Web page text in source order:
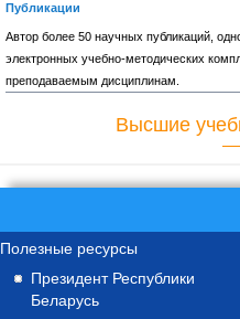
Публикации
Автор более 50 научных публикаций,
электронных учебно-методических
преподаваемым дисциплинам.
Высшие
Полезные ресурсы
Президент Республики
Беларусь